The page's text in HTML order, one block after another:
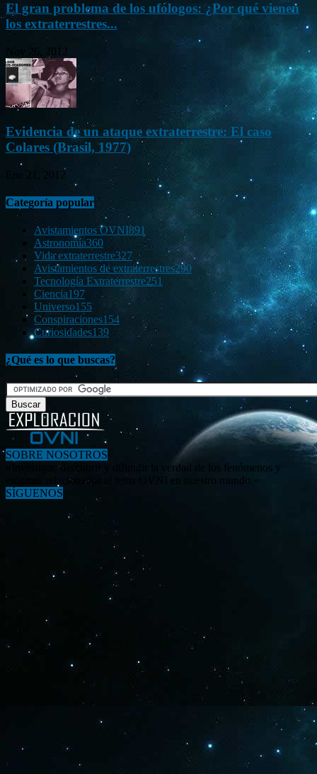
El gran problema de los ufólogos: ¿Por qué vienen
los extraterrestres...
Nov 26, 2012
Evidencia de un ataque extraterrestre: El caso
Colares (Brasil, 1977)
Ene 21, 2012
Categoría popular
Avistamientos OVNI891
Astronomía360
Vida extraterrestre327
Avistamientos de extraterrestres290
Tecnología Extraterrestre251
Ciencia197
Universo155
Conspiraciones154
Curiosidades139
¿Qué es lo que buscas?
SOBRE NOSOTROS
«Investigar, descubrir y difundir la verdad de los fenómenos y
enigmas relacionados al tema OVNI en nuestro mundo.»
SÍGUENOS